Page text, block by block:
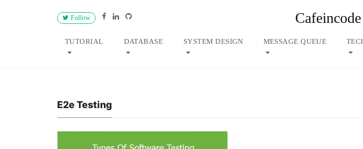
Follow Cafeincode
TUTORIAL DATABASE SYSTEM DESIGN MESSAGE QUEUE
E2e Testing